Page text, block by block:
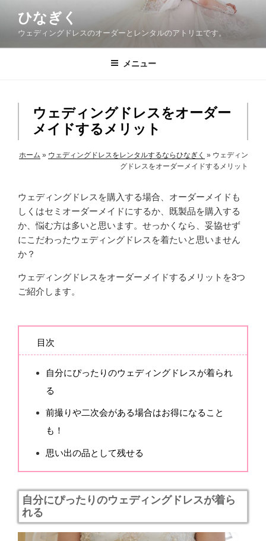
ン
ひなぎく
ウェディングドレスのオーダーとレンタルのアトリエです。
メニュー
ウェディングドレスをオーダー
メイドするメリット
ホーム » ウェディングドレスをレンタルするならひなぎく » ウェディン
グドレスをオーダーメイドするメリット
ウェディングドレスを購入する場合、オーダーメイドも
しくはセミオーダーメイドにするか、既製品を購入する
か、悩む方は多いと思います。せっかくなら、妥協せず
にこだわったウェディングドレスを着たいと思いません
か？
ウェディングドレスをオーダーメイドするメリットを3つ
ご紹介します。
目次
自分にぴったりのウェディングドレスが着られ
る
前撮りや二次会がある場合はお得になること
も！
思い出の品として残せる
自分にぴったりのウェディングドレスが着ら
れる